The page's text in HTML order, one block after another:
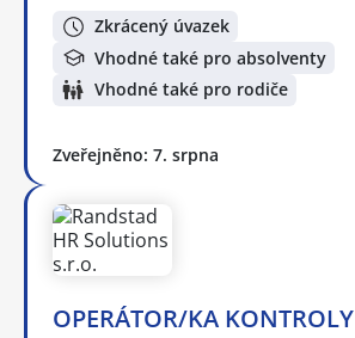
Zkrácený úvazek
Vhodné také pro absolventy
Vhodné také pro rodiče
Zveřejněno: 7. srpna
OPERÁTOR/KA KONTROLY